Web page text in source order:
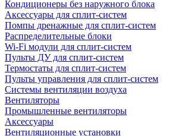
Кондиционеры без наружного блока
Аксессуары для сплит-систем
Помпы дренажные для сплит-систем
Распределительные блоки
Wi-Fi модули для сплит-систем
Пульты ДУ для сплит-систем
Термостаты для сплит-систем
Пульты управления для сплит-систем
Системы вентиляции воздуха
Вентиляторы
Промышленные вентиляторы
Аксессуары
Вентиляционные установки